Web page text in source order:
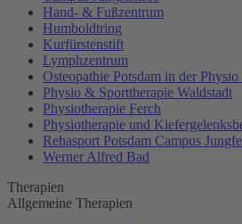
Hand- & Fußzentrum
Humboldtring
Kurfürstenstift
Lymphzentrum
Osteopathie Potsdam in der Physio
Physio & Sporttherapie Waldstadt
Physiotherapie Ferch
Physiotherapie und
Rehasport Potsdam Campus
Werner Alfred Bad
Therapien
Allgemeine Therapien